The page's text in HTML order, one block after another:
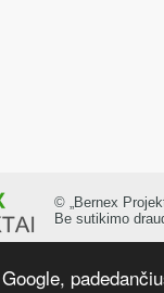
© „Bernex
Be sutikimo